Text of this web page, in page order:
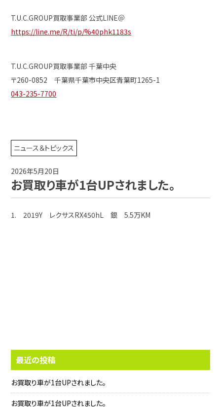
T.U.C.GROUP買取事業部 公式LINE＠
https://line.me/R/ti/p/%40phk1183s
T.U.C.GROUP買取事業部 千葉中央
〒260-0852 千葉県千葉市中央区青葉町1265-1
043-235-7700
ニュース＆トピックス
2026年5月20日
お買取り車が1台UPされました。
1. 2019Y レクサスRX450hL 銀 5.5万KM
最近の投稿
お買取り車が1台UPされました。
お買取り車が1台UPされました。